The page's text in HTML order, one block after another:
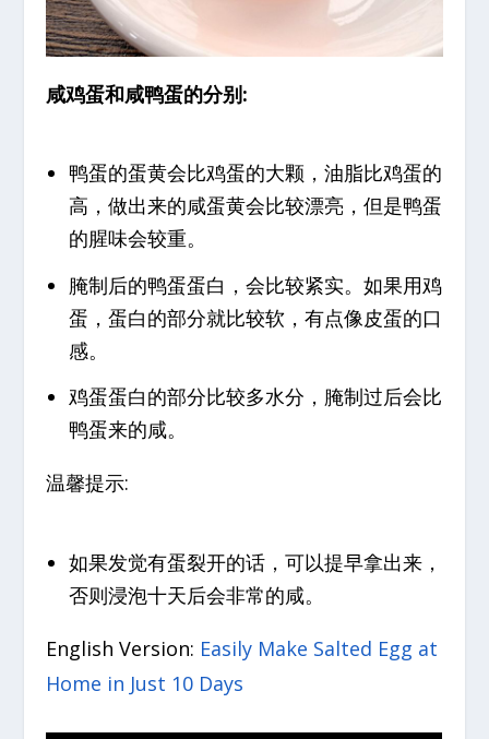
咸鸡蛋和咸鸭蛋的分别:
鸭蛋的蛋黄会比鸡蛋的大颗，油脂比鸡蛋的
高，做出来的咸蛋黄会比较漂亮，但是鸭蛋
的腥味会较重。
腌制后的鸭蛋蛋白，会比较紧实。如果用鸡
蛋，蛋白的部分就比较软，有点像皮蛋的口
感。
鸡蛋蛋白的部分比较多水分，腌制过后会比
鸭蛋来的咸。
温馨提示:
如果发觉有蛋裂开的话，可以提早拿出来，
否则浸泡十天后会非常的咸。
English Version: Easily Make Salted Egg at
Home in Just 10 Days